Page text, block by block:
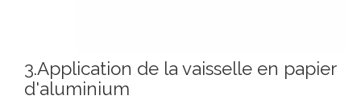
3.Application de la vaisselle en papier
d'aluminium